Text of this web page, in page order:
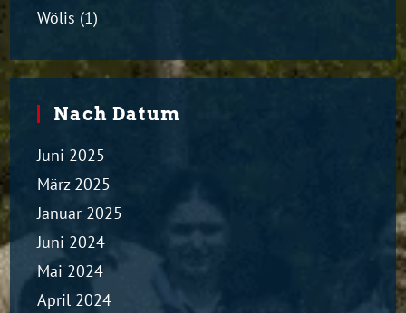
Wölis (1)
Nach Datum
Juni 2025
März 2025
Januar 2025
Juni 2024
Mai 2024
April 2024